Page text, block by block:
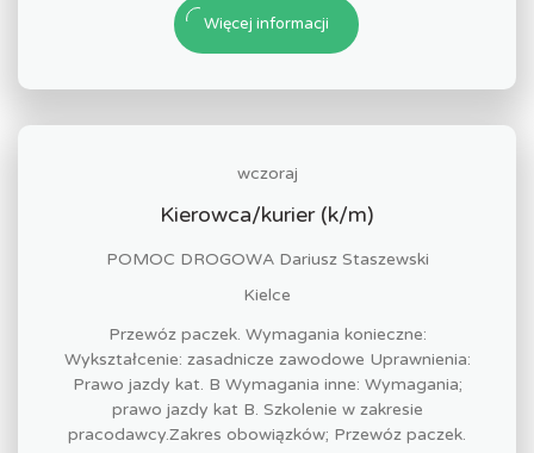
Więcej informacji
wczoraj
Kierowca/kurier (k/m)
POMOC DROGOWA Dariusz Staszewski
Kielce
Przewóz paczek. Wymagania konieczne:
Wykształcenie: zasadnicze zawodowe Uprawnienia:
Prawo jazdy kat. B Wymagania inne: Wymagania;
prawo jazdy kat B. Szkolenie w zakresie
pracodawcy.Zakres obowiązków; Przewóz paczek.